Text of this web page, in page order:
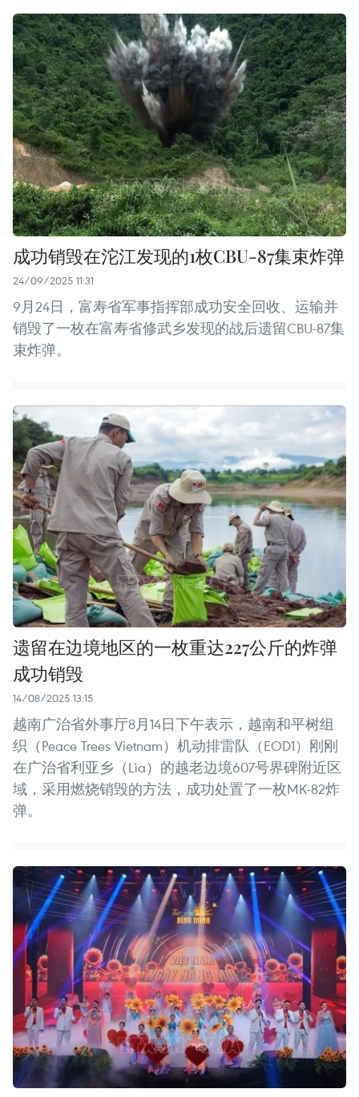
成功销毁在沱江发现的1枚CBU-87集束炸弹
24/09/2025 11:31
9月24日，富寿省军事指挥部成功安全回收、运输并
销毁了一枚在富寿省修武乡发现的战后遗留CBU-87集
束炸弹。
遗留在边境地区的一枚重达227公斤的炸弹
成功销毁
14/08/2025 13:15
越南广治省外事厅8月14日下午表示，越南和平树组
织（Peace Trees Vietnam）机动排雷队（EOD1）刚刚
在广治省利亚乡（Lìa）的越老边境607号界碑附近区
域，采用燃烧销毁的方法，成功处置了一枚MK-82炸
弹。